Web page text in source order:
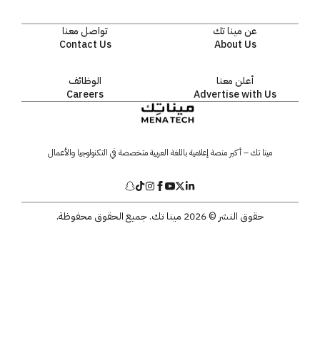
عن مينا تك
About Us
تواصل معنا
Contact Us
أعلن معنا
Advertise with Us
الوظائف
Careers
مينا تك – أكبر منصة إعلامية باللغة العربية متخصصة في التكنولوجيا والأعمال
حقوق النشر © 2026 مينا تك. جميع الحقوق محفوظة.